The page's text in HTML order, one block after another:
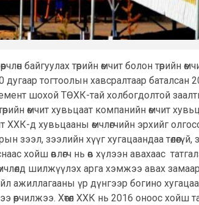
байгуулах төрийн өмчит болон
тогтоолын хавсралтаар баталсан
шохой ТӨХК-тай холбогдолтой
өмчит хувьцаат компанийн өмчит
ХХК-д хувьцааны өмчлөгчийн эрхийг
зээлийн хүүг хугацаандаа төлөөгүй,
өвлөгч нь өв хүлээн авахаас
өмчлөлд шилжүүлэх арга хэмжээ авах
ажиллагааны үр дүнгээр богино
Хөтөл ХХК нь 2016 оноос хойш